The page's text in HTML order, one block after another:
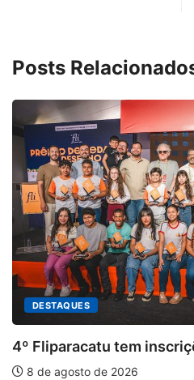
Posts
DESTAQUES
4º Fliparacatu tem
8 de agosto de 2026